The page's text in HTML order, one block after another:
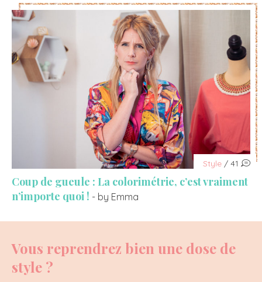
Style / 41
Coup de gueule : La colorimétrie, c’est vraiment
n’importe quoi ! - by Emma
Vous reprendrez bien une dose de
style ?